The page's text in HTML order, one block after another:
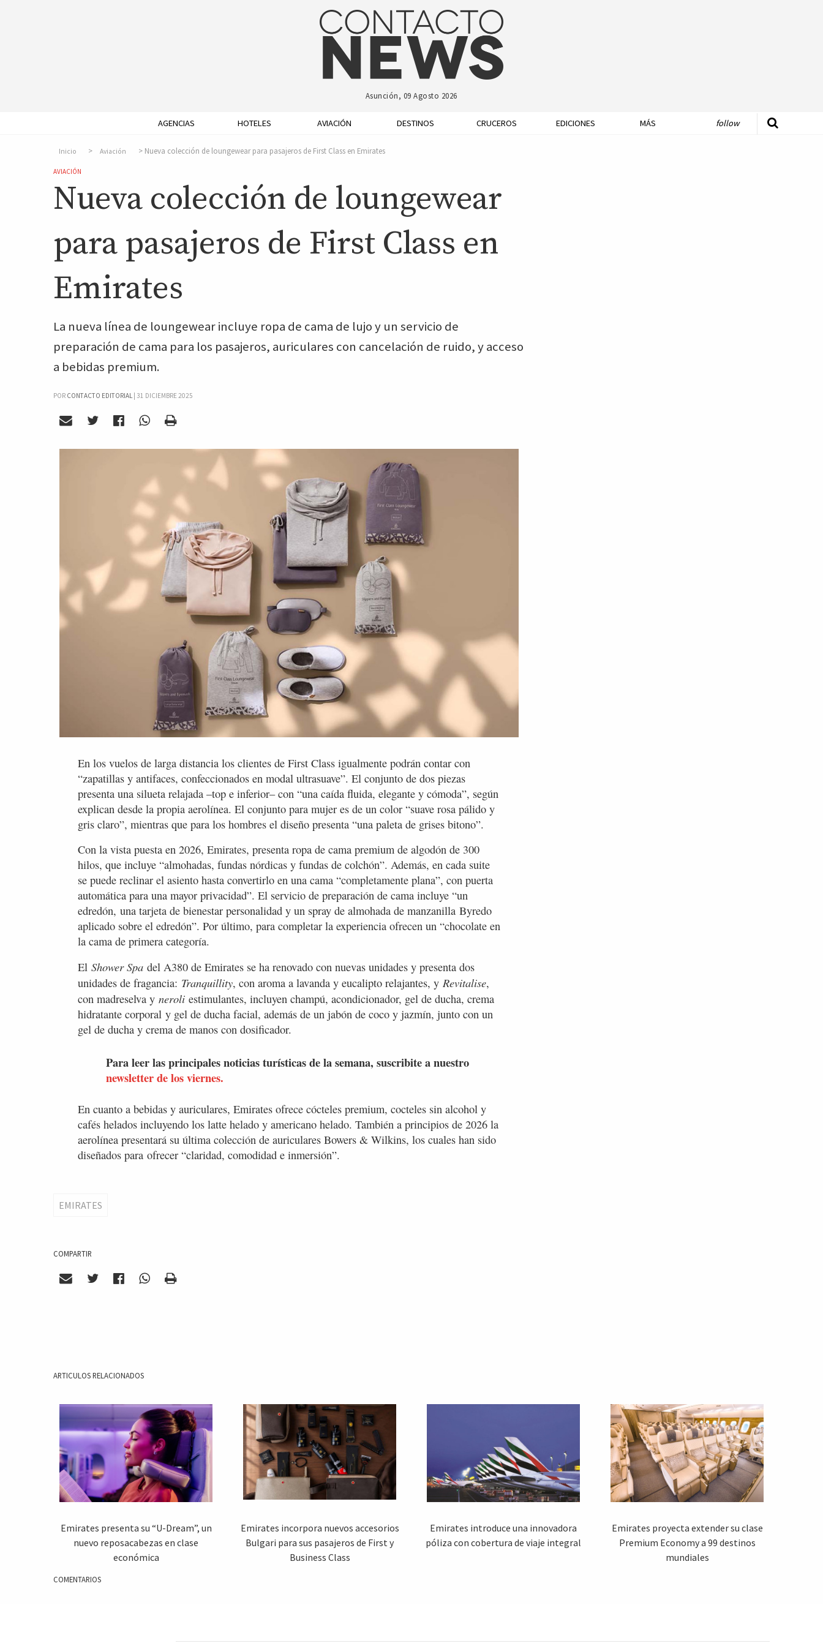
Asunción, 09 Agosto 2026
AGENCIAS HOTELES AVIACIÓN DESTINOS CRUCEROS EDICIONES MÁS follow
Inicio Aviación Nueva colección de loungewear para pasajeros de First Class en Emirates
AVIACIÓN
Nueva colección de loungewear
para pasajeros de First Class en
Emirates
La nueva línea de loungewear incluye ropa de cama de lujo y un servicio de
preparación de cama para los pasajeros, auriculares con cancelación de ruido, y acceso
a bebidas premium.
POR CONTACTO EDITORIAL | 31 DICIEMBRE 2025
En los vuelos de larga distancia los clientes de First Class igualmente podrán contar con
“zapatillas y antifaces, confeccionados en modal ultrasuave”. El conjunto de dos piezas
presenta una silueta relajada –top e inferior– con “una caída fluida, elegante y cómoda”, según
explican desde la propia aerolínea. El conjunto para mujer es de un color “suave rosa pálido y
gris claro”, mientras que para los hombres el diseño presenta “una paleta de grises bitono”.
Con la vista puesta en 2026, Emirates, presenta ropa de cama premium de algodón de 300
hilos, que incluye “almohadas, fundas nórdicas y fundas de colchón”. Además, en cada suite
se puede reclinar el asiento hasta convertirlo en una cama “completamente plana”, con puerta
automática para una mayor privacidad”. El servicio de preparación de cama incluye “un
edredón, una tarjeta de bienestar personalidad y un spray de almohada de manzanilla Byredo
aplicado sobre el edredón”. Por último, para completar la experiencia ofrecen un “chocolate en
la cama de primera categoría.
El Shower Spa del A380 de Emirates se ha renovado con nuevas unidades y presenta dos
unidades de fragancia: Tranquillity, con aroma a lavanda y eucalipto relajantes, y Revitalise,
con madreselva y neroli estimulantes, incluyen champú, acondicionador, gel de ducha, crema
hidratante corporal y gel de ducha facial, además de un jabón de coco y jazmín, junto con un
gel de ducha y crema de manos con dosificador.
Para leer las principales noticias turísticas de la semana, suscribite a nuestro
newsletter de los viernes.
En cuanto a bebidas y auriculares, Emirates ofrece cócteles premium, cocteles sin alcohol y
cafés helados incluyendo los latte helado y americano helado. También a principios de 2026 la
aerolínea presentará su última colección de auriculares Bowers & Wilkins, los cuales han sido
diseñados para ofrecer “claridad, comodidad e inmersión”.
EMIRATES
COMPARTIR
ARTICULOS RELACIONADOS
Emirates presenta su “U-Dream”, un
nuevo reposacabezas en clase
económica
Emirates incorpora nuevos accesorios
Bulgari para sus pasajeros de First y
Business Class
Emirates introduce una innovadora
póliza con cobertura de viaje integral
Emirates proyecta extender su clase
Premium Economy a 99 destinos
mundiales
COMENTARIOS